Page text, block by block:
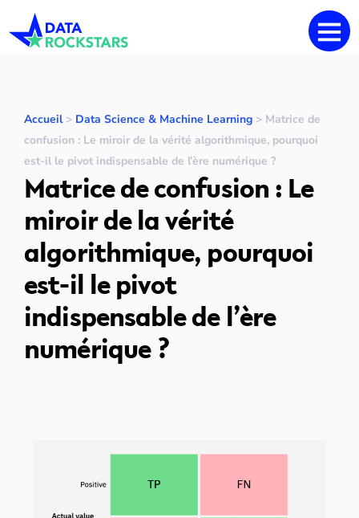
Accueil> Data Science & Machine Learning > Matrice de
confusion : Le miroir de la vérité algorithmique, pourquoi
est-il le pivot indispensable de l’ère numérique ?
Matrice de confusion : Le
miroir de la vérité
algorithmique, pourquoi
est-il le pivot
indispensable de l’ère
numérique ?